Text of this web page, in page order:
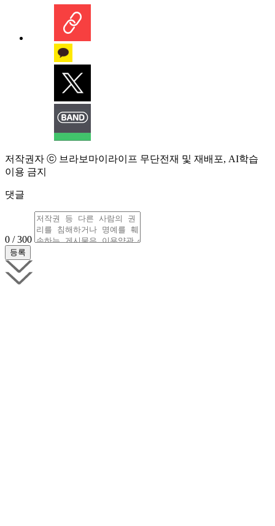
저작권자 ⓒ 브라보마이라이프 무단전재 및 재배포, AI학습
이용 금지
댓글
0 / 300